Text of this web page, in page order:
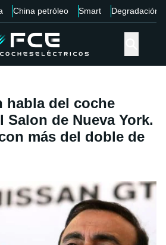
China petróleo Smart Degradación
habla del coche
Salon de Nueva York.
más del doble de